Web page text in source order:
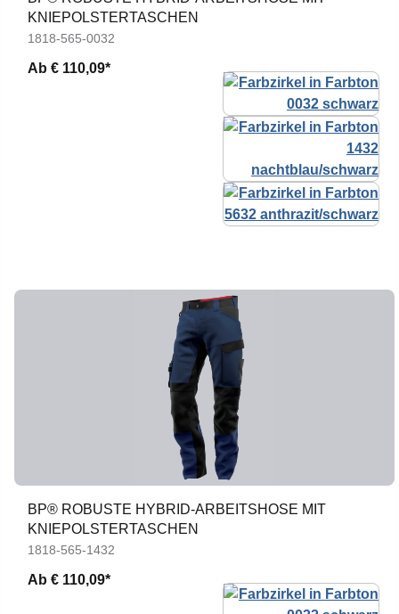
KNIEPOLSTERTASCHEN
1818-565-0032
Ab € 110,09*
BP® ROBUSTE HYBRID-ARBEITSHOSE MIT
KNIEPOLSTERTASCHEN
1818-565-1432
Ab € 110,09*